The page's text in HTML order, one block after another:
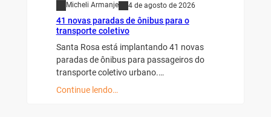
Micheli Armanje 4 de agosto de 2026
41 novas paradas de ônibus para o
transporte coletivo
Santa Rosa está implantando 41 novas
paradas de ônibus para passageiros do
transporte coletivo urbano.…
Continue lendo…